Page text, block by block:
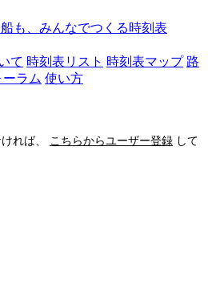
も、みんなでつくる時刻表
て 時刻表リスト 時刻表マップ 路
ーラム 使い方
れば、 こちらからユーザー登録 して